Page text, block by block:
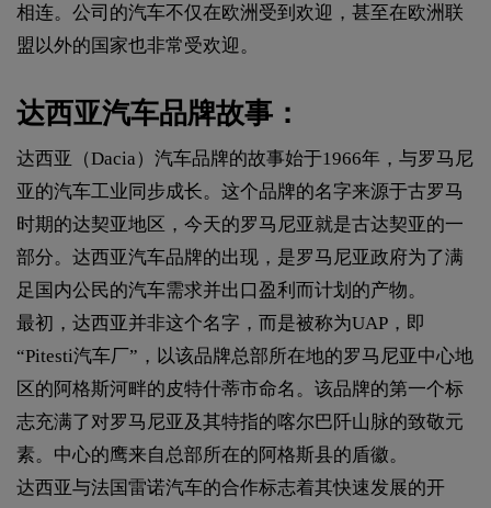
相连。公司的汽车不仅在欧洲受到欢迎，甚至在欧洲联
盟以外的国家也非常受欢迎。
达西亚汽车品牌故事：
达西亚（Dacia）汽车品牌的故事始于1966年，与罗马尼
亚的汽车工业同步成长。这个品牌的名字来源于古罗马
时期的达契亚地区，今天的罗马尼亚就是古达契亚的一
部分。达西亚汽车品牌的出现，是罗马尼亚政府为了满
足国内公民的汽车需求并出口盈利而计划的产物。
最初，达西亚并非这个名字，而是被称为UAP，即
“Pitesti汽车厂”，以该品牌总部所在地的罗马尼亚中心地
区的阿格斯河畔的皮特什蒂市命名。该品牌的第一个标
志充满了对罗马尼亚及其特指的喀尔巴阡山脉的致敬元
素。中心的鹰来自总部所在的阿格斯县的盾徽。
达西亚与法国雷诺汽车的合作标志着其快速发展的开